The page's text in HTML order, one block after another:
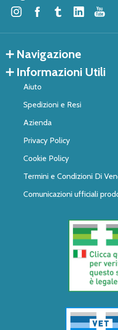
Navigazione
Informazioni Utili
Aiuto
Spedizioni e Resi
Azienda
Privacy Policy
Cookie Policy
Termini e Condizioni Di
Comunicazioni ufficiali